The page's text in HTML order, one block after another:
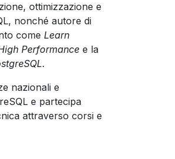
ottimizzazione e
nonché autore di
come Learn
Performancee la
.
nazionali e
e partecipa
attraverso corsi e